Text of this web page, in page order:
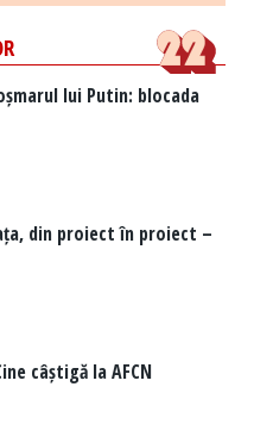
lui Putin: blocada
din proiect în proiect –
câștigă la AFCN